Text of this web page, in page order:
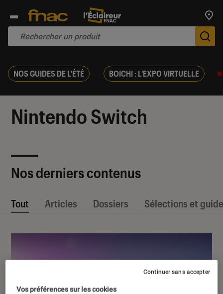
NOS GUIDES DE L'ÉTÉ BOICHI : L'EXPO VIRTUELLE
Nintendo Switch
Nos derniers contenus
Tout Articles Dossiers Sélections et
Vos préférences sur les cookies
Continuer sans accepter